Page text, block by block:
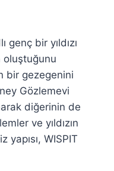
genç bir yıldızı
oluştuğunu
bir gezegenini
Gözlemevi
diğerinin de
ve yıldızın
yapısı, WISPIT